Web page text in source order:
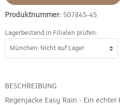
Produktnummer: 507845-45
Lagerbestand in Filialen prüfen:
BESCHREIBUNG
Regenjacke Easy Rain - Ein